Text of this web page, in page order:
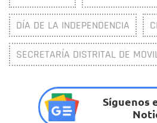
DÍA DE LA INDEPENDENCIA
SECRETARÍA DISTRITAL DE
Síguenos